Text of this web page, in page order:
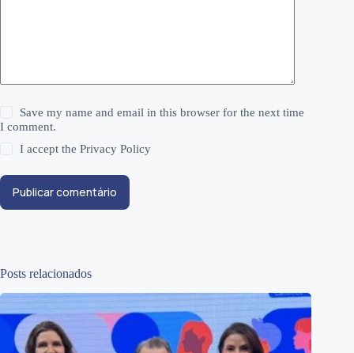
Save my name and email in this browser for the next time
I comment.
I accept thePrivacy Policy
Publicar comentário
Posts relacionados